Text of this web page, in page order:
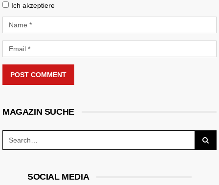
Ich akzeptiere
POST COMMENT
MAGAZIN SUCHE
SOCIAL MEDIA